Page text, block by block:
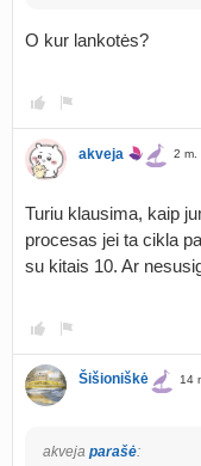
O kur lankotės?
akveja 2 m.
Turiu klausima, kaip
procesas jei ta cikla
su kitais 10. Ar
Šišioniškė 14
akveja parašė: